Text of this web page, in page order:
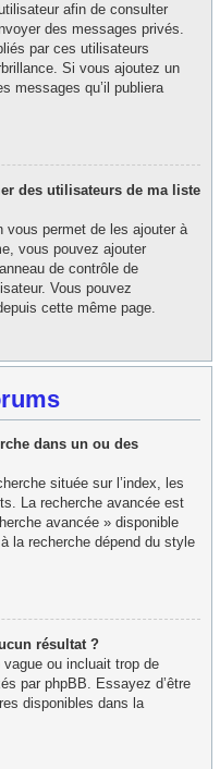
afin de consulter
des messages privés.
par ces utilisateurs
Si vous ajoutez un
messages qu’il publiera
des utilisateurs de ma liste
vous permet de les ajouter à
vous pouvez ajouter
de contrôle de
Vous pouvez
cette même page.
dans un ou des
située sur l’index, les
La recherche avancée est
avancée » disponible
la recherche dépend du style
résultat ?
ou incluait trop de
par phpBB. Essayez d’être
disponibles dans la